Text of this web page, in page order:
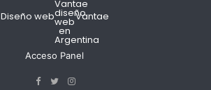
Diseño web Vantae
Acceso Panel